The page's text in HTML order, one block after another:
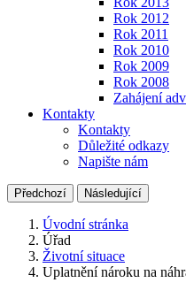
Rok 2012
Rok 2011
Rok 2010
Rok 2009
Rok 2008
Zahájení
Kontakty
Kontakty
Důležité odkazy
Napište nám
Předchozí Následující
Úvodní stránka
Úřad
Životní situace
Uplatnění nároku na